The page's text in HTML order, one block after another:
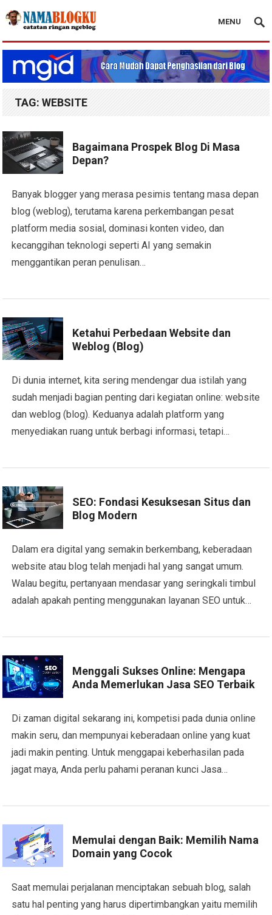
Nama Blogku
MENU
TAG:WEBSITE
Bagaimana Prospek Blog Di Masa
Depan?
Banyak blogger yang merasa pesimis tentang masa depan
blog (weblog), terutama karena perkembangan pesat
platform media sosial, dominasi konten video, dan
kecanggihan teknologi seperti AI yang semakin
menggantikan peran penulisan…
Ketahui Perbedaan Website dan
Weblog (Blog)
Di dunia internet, kita sering mendengar dua istilah yang
sudah menjadi bagian penting dari kegiatan online: website
dan weblog (blog). Keduanya adalah platform yang
menyediakan ruang untuk berbagi informasi, tetapi…
SEO: Fondasi Kesuksesan Situs dan
Blog Modern
Dalam era digital yang semakin berkembang, keberadaan
website atau blog telah menjadi hal yang sangat umum.
Walau begitu, pertanyaan mendasar yang seringkali timbul
adalah apakah penting menggunakan layanan SEO untuk…
Menggali Sukses Online: Mengapa
Anda Memerlukan Jasa SEO Terbaik
Di zaman digital sekarang ini, kompetisi pada dunia online
makin seru, dan mempunyai keberadaan online yang kuat
jadi makin penting. Untuk menggapai keberhasilan pada
jagat maya, Anda perlu pahami peranan kunci Jasa…
Memulai dengan Baik: Memilih Nama
Domain yang Cocok
Saat memulai perjalanan menciptakan sebuah blog, salah
satu hal penting yang harus dipertimbangkan yaitu memilih